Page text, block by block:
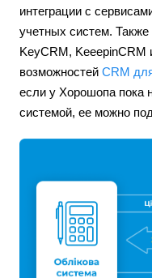
интеграции с
учетных систем. Также
KeyCRM,
возможностей CRM
если у Хорошопа пока
системой, ее можно